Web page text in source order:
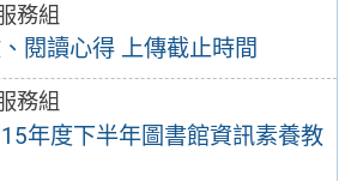
務組
閱讀心得 上傳截止時間
務組
年度下半年圖書館資訊素養教